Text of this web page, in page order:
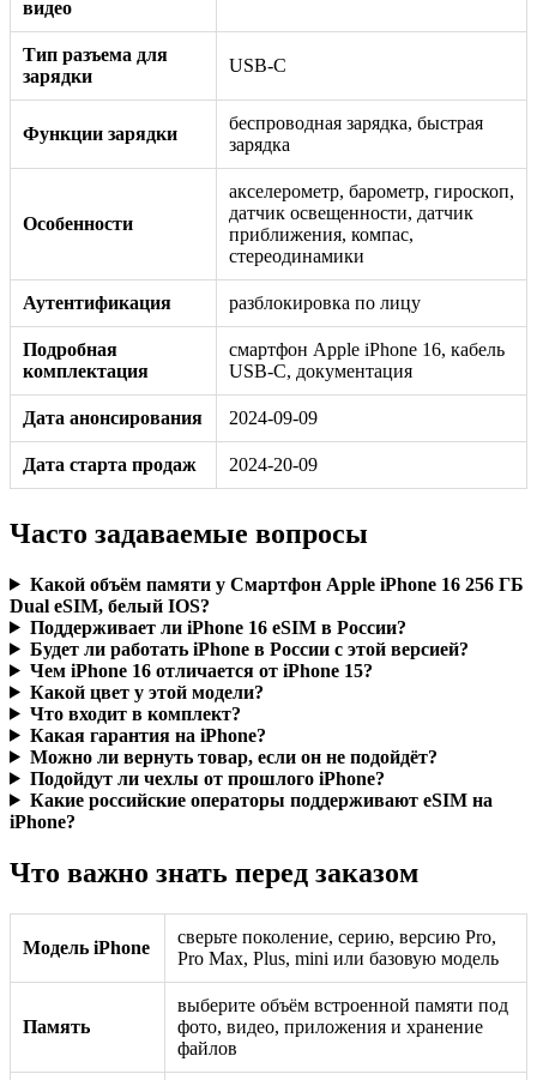
видео
Тип разъема для
зарядки
USB-C
Функции зарядки
беспроводная зарядка, быстрая
зарядка
Особенности
акселерометр, барометр, гироскоп,
датчик освещенности, датчик
приближения, компас,
стереодинамики
Аутентификация разблокировка по лицу
Подробная
комплектация
смартфон Apple iPhone 16, кабель
USB‑C, документация
Дата анонсирования 2024-09-09
Дата старта продаж 2024-20-09
Часто задаваемые вопросы
Какой объём памяти у Смартфон Apple iPhone 16 256 ГБ
Dual eSIM, белый IOS?
Поддерживает ли iPhone 16 eSIM в России?
Будет ли работать iPhone в России с этой версией?
Чем iPhone 16 отличается от iPhone 15?
Какой цвет у этой модели?
Что входит в комплект?
Какая гарантия на iPhone?
Можно ли вернуть товар, если он не подойдёт?
Подойдут ли чехлы от прошлого iPhone?
Какие российские операторы поддерживают eSIM на
iPhone?
Что важно знать перед заказом
Модель iPhone
сверьте поколение, серию, версию Pro,
Pro Max, Plus, mini или базовую модель
Память
выберите объём встроенной памяти под
фото, видео, приложения и хранение
файлов